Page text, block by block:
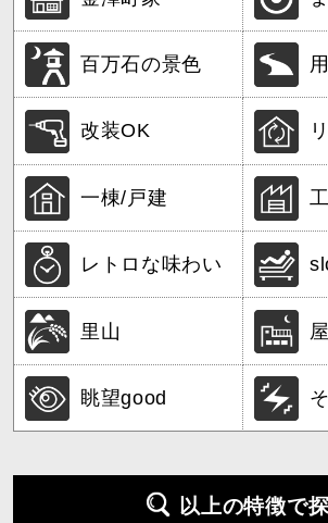
百万石の景色
改装OK
一棟/戸建
レトロな味わい
里山
眺望good
以上の特徴で